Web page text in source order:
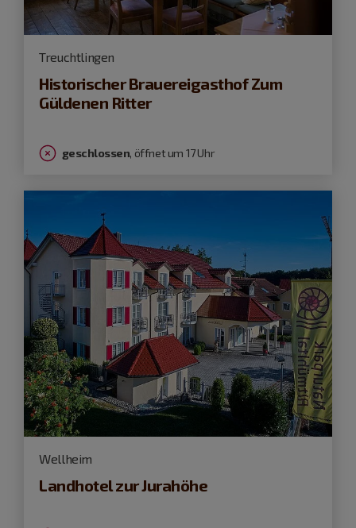
Treuchtlingen
Historischer Brauereigasthof Zum
Güldenen Ritter
geschlossen, öffnet um 17 Uhr
Wellheim
Landhotel zur Jurahöhe